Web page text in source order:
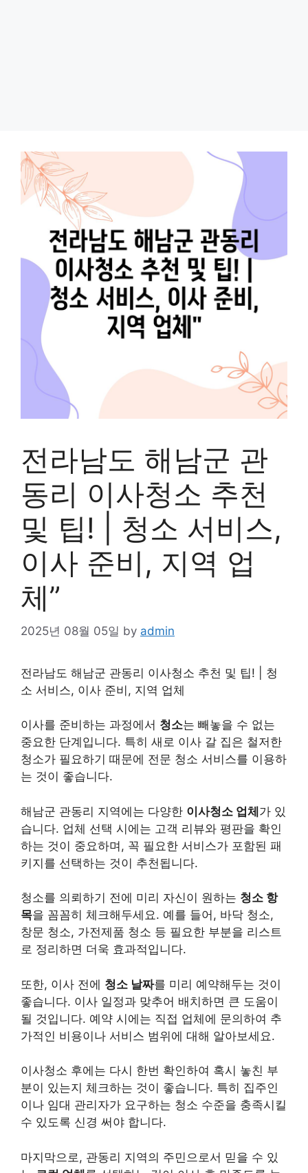
전라남도 해남군 관
동리 이사청소 추천
및 팁! | 청소 서비스,
이사 준비, 지역 업
체”
2025년 08월 05일 by admin
전라남도 해남군 관동리 이사청소 추천 및 팁! | 청
소 서비스, 이사 준비, 지역 업체
이사를 준비하는 과정에서 청소는 빼놓을 수 없는
중요한 단계입니다. 특히 새로 이사 갈 집은 철저한
청소가 필요하기 때문에 전문 청소 서비스를 이용하
는 것이 좋습니다.
해남군 관동리 지역에는 다양한 이사청소 업체가 있
습니다. 업체 선택 시에는 고객 리뷰와 평판을 확인
하는 것이 중요하며, 꼭 필요한 서비스가 포함된 패
키지를 선택하는 것이 추천됩니다.
청소를 의뢰하기 전에 미리 자신이 원하는 청소 항
목을 꼼꼼히 체크해두세요. 예를 들어, 바닥 청소,
창문 청소, 가전제품 청소 등 필요한 부분을 리스트
로 정리하면 더욱 효과적입니다.
또한, 이사 전에 청소 날짜를 미리 예약해두는 것이
좋습니다. 이사 일정과 맞추어 배치하면 큰 도움이
될 것입니다. 예약 시에는 직접 업체에 문의하여 추
가적인 비용이나 서비스 범위에 대해 알아보세요.
이사청소 후에는 다시 한번 확인하여 혹시 놓친 부
분이 있는지 체크하는 것이 좋습니다. 특히 집주인
이나 임대 관리자가 요구하는 청소 수준을 충족시킬
수 있도록 신경 써야 합니다.
마지막으로, 관동리 지역의 주민으로서 믿을 수 있